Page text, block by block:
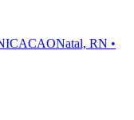
Natal, RN •